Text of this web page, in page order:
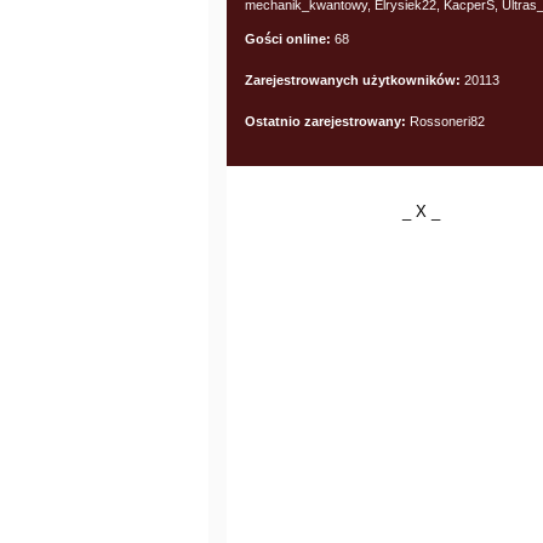
mechanik_kwantowy, Elrysiek22, KacperS,
Gości online: 68
Zarejestrowanych użytkowników: 20113
Ostatnio zarejestrowany: Rossoneri82
_ X _